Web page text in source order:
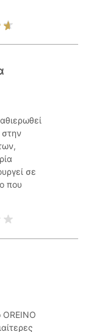
σε
που